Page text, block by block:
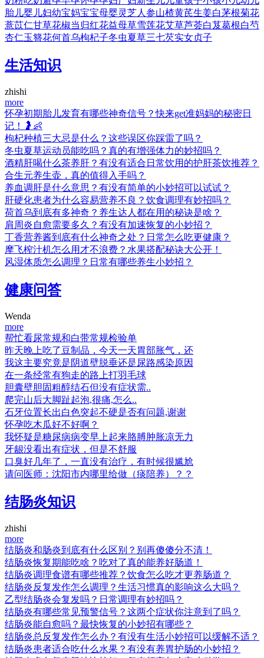
胎儿婴儿妇幼宝妈宝宝母婴灵芝人参山楂黄芪生姜白茅根菊花
薏苡仁甘草花椒当归红花益母草雪莲花艾草芦荟白芨葛根白芍
杏仁玉簪花何首乌枸杞子冬虫夏草三七芡实女贞子
生活知识
zhishi
more
怀孕初期胎儿发育有哪些神奇信号？快来get准妈妈的秘密日
记！🤰👶
枸杞种植三大忌是什么？这些误区你踩雷了吗？
冬虫夏草运动员能吃吗？真的有增强体力的妙招吗？
酒精肝喝什么茶养肝？有没有适合日常饮用的护肝茶饮推荐？
合生元养生壶，真的值得入手吗？
养血调肝是什么意思？有没有简单的小妙招可以试试？
肝硬化患者为什么容易营养不良？饮食调理有妙招吗？
荷首乌到底有多神奇？养生达人都在用的秘诀是啥？
肩周炎自愈需要多久？有没有加速恢复的小妙招？
丁香营养酱到底有什么神奇之处？日常怎么吃更健康？
摩飞榨汁机怎么用才不浪费？水果搭配秘诀大公开！
风湿体质怎么调理？日常有哪些养生小妙招？
健康问答
Wenda
more
帮忙看尿常规和白带常规检验单
昨天晚上吃了豆制品，今天一天胃部胀气，还
我这主要究竟是阴道壁脱垂还是尿路感染原因
在一条经常有狗走的路上打羽毛球
胆囊壁胆固粗醇结石但没有症状需..
爬完山后大脚趾起泡,很痛,怎么..
石牙位置长出白色突起不硬是否有问题,谢谢
怀孕吃木瓜好不好啊？
我怀疑是糖尿病病变早上起来胳膊肿胀凉无力
牙龈没看出有症状，但是不舒服
口臭好几年了，一直没有治疗，有时候很尴尬
请问医师：沈阳市内哪里给做（痰陪养）？？
结肠炎知识
zhishi
more
结肠炎和肠炎到底有什么区别？别再傻傻分不清！
结肠炎恢复期能吃啥？吃对了真的能养好肠道！
结肠炎调理食谱有哪些推荐？饮食怎么吃才更养肠道？
结肠炎反复发作怎么调理？生活习惯真的影响这么大吗？
乙型结肠炎会复发吗？日常调理有妙招吗？
结肠炎有哪些常见预警信号？这两个症状你注意到了吗？
结肠炎能自愈吗？最快恢复的小妙招有哪些？
结肠炎总反复发作怎么办？有没有生活小妙招可以缓解不适？
结肠炎患者适合吃什么水果？有没有养胃护肠的小妙招？